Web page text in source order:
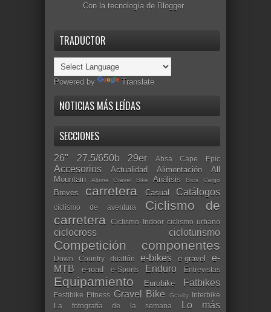
Con la tecnología de Blogger.
TRADUCTOR
Powered by Translate
NOTICIAS MÁS LEÍDAS
SECCIONES
26" 27.5/650b 29er Absa Cape Epic
Accesorios Actualidad Alimentación
All
Mountain
Alpine Gravel Bike Análisis Bicis Cargo
Breves carretera Casual Catálogos
ciclismo de aventura
Ciclismo de
carretera
Ciclismo Indoor ciclismo urbano
ciclocross cicloturismo
Competición componentes
Down Country duatlón e-bikes e-gravel
e-
MTB
e-road e-Sports Enduro Entrevistas
Equipamiento Eurobike Fatbikes
Festibike Fitness Gravel Bike Gravity Interbike
La fotografía de la semana
Lo más